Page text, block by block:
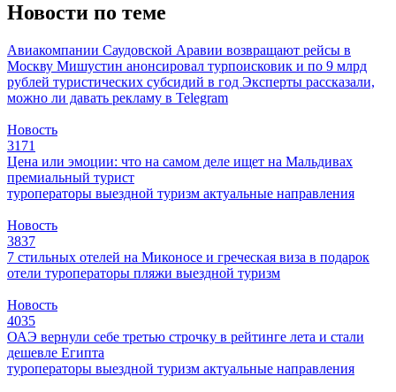
Новости по теме
Авиакомпании Саудовской Аравии возвращают рейсы в
Москву Мишустин анонсировал турпоисковик и по 9 млрд
рублей туристических субсидий в год Эксперты рассказали,
можно ли давать рекламу в Telegram
Новость
3171
Цена или эмоции: что на самом деле ищет на Мальдивах
премиальный турист
туроператоры выездной туризм актуальные направления
Новость
3837
7 стильных отелей на Миконосе и греческая виза в подарок
отели туроператоры пляжи выездной туризм
Новость
4035
ОАЭ вернули себе третью строчку в рейтинге лета и стали
дешевле Египта
туроператоры выездной туризм актуальные направления